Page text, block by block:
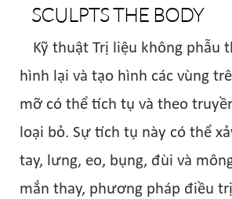
SCULPTS THE BODY
Kỹ thuật Trị liệu không phẫu
hình lại và tạo hình các vùng
mỡ có thể tích tụ và theo
loại bỏ. Sự tích tụ này có thể
tay, lưng, eo, bụng, đùi và
mắn thay, phương pháp điều